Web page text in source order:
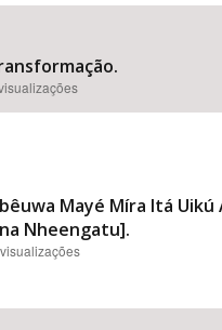
Mayé Míra Itá
Nheengatu].